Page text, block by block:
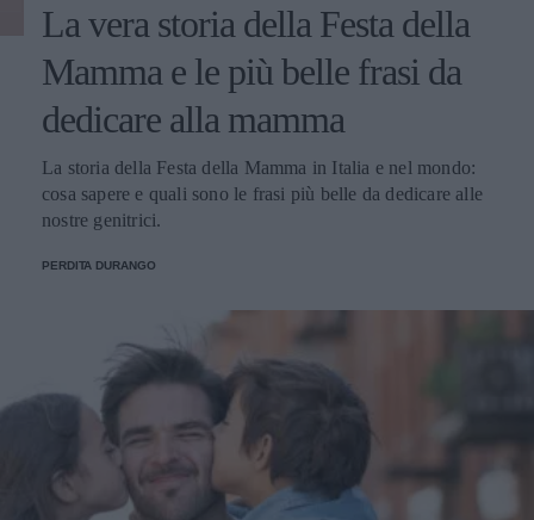
La vera storia della Festa della
Mamma e le più belle frasi da
dedicare alla mamma
La storia della Festa della Mamma in Italia e nel mondo:
cosa sapere e quali sono le frasi più belle da dedicare alle
nostre genitrici.
PERDITA DURANGO